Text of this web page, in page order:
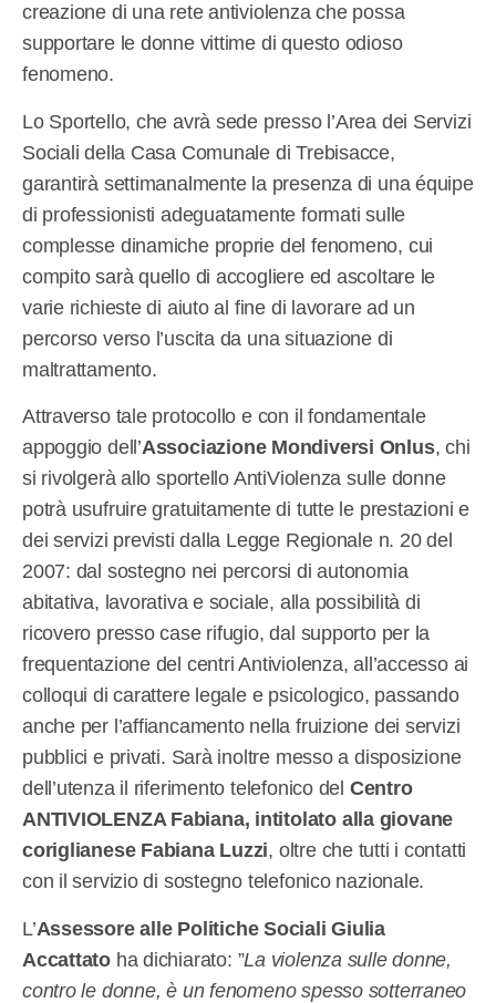
creazione di una rete antiviolenza che possa
supportare le donne vittime di questo odioso
fenomeno.
Lo Sportello, che avrà sede presso l’Area dei Servizi
Sociali della Casa Comunale di Trebisacce,
garantirà settimanalmente la presenza di una équipe
di professionisti adeguatamente formati sulle
complesse dinamiche proprie del fenomeno, cui
compito sarà quello di accogliere ed ascoltare le
varie richieste di aiuto al fine di lavorare ad un
percorso verso l’uscita da una situazione di
maltrattamento.
Attraverso tale protocollo e con il fondamentale
appoggio dell’Associazione Mondiversi Onlus, chi
si rivolgerà allo sportello AntiViolenza sulle donne
potrà usufruire gratuitamente di tutte le prestazioni e
dei servizi previsti dalla Legge Regionale n. 20 del
2007: dal sostegno nei percorsi di autonomia
abitativa, lavorativa e sociale, alla possibilità di
ricovero presso case rifugio, dal supporto per la
frequentazione del centri Antiviolenza, all’accesso ai
colloqui di carattere legale e psicologico, passando
anche per l’affiancamento nella fruizione dei servizi
pubblici e privati. Sarà inoltre messo a disposizione
dell’utenza il riferimento telefonico del Centro
ANTIVIOLENZA Fabiana, intitolato alla giovane
coriglianese Fabiana Luzzi, oltre che tutti i contatti
con il servizio di sostegno telefonico nazionale.
L’Assessore alle Politiche Sociali Giulia
Accattato ha dichiarato: ”La violenza sulle donne,
contro le donne, è un fenomeno spesso sotterraneo